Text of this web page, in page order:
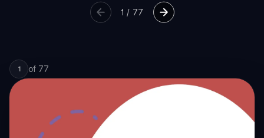
1 / 77
1 of 77